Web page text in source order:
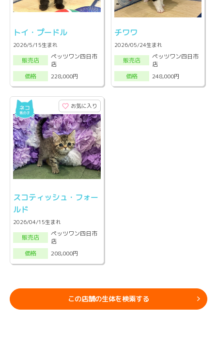
トイ・プードル
2026/5/15生まれ
販売店
ペッツワン四日市
店
価格
228,000円
チワワ
2026/05/24生まれ
販売店
ペッツワン四日市
店
価格
248,000円
お気に入り
スコティッシュ・フォー
ルド
2026/04/15生まれ
販売店
ペッツワン四日市
店
価格
208,000円
この店舗の生体を検索する